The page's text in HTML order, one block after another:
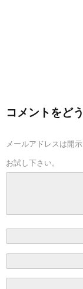
コメントをど
メールアドレスは開
お試し下さい。